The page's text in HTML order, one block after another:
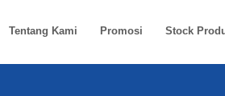
Tentang Kami Promosi Stock